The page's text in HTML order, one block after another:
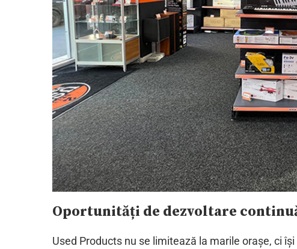
Oportunități de dezvoltare
Used Products nu se limitează la marile orașe, ci